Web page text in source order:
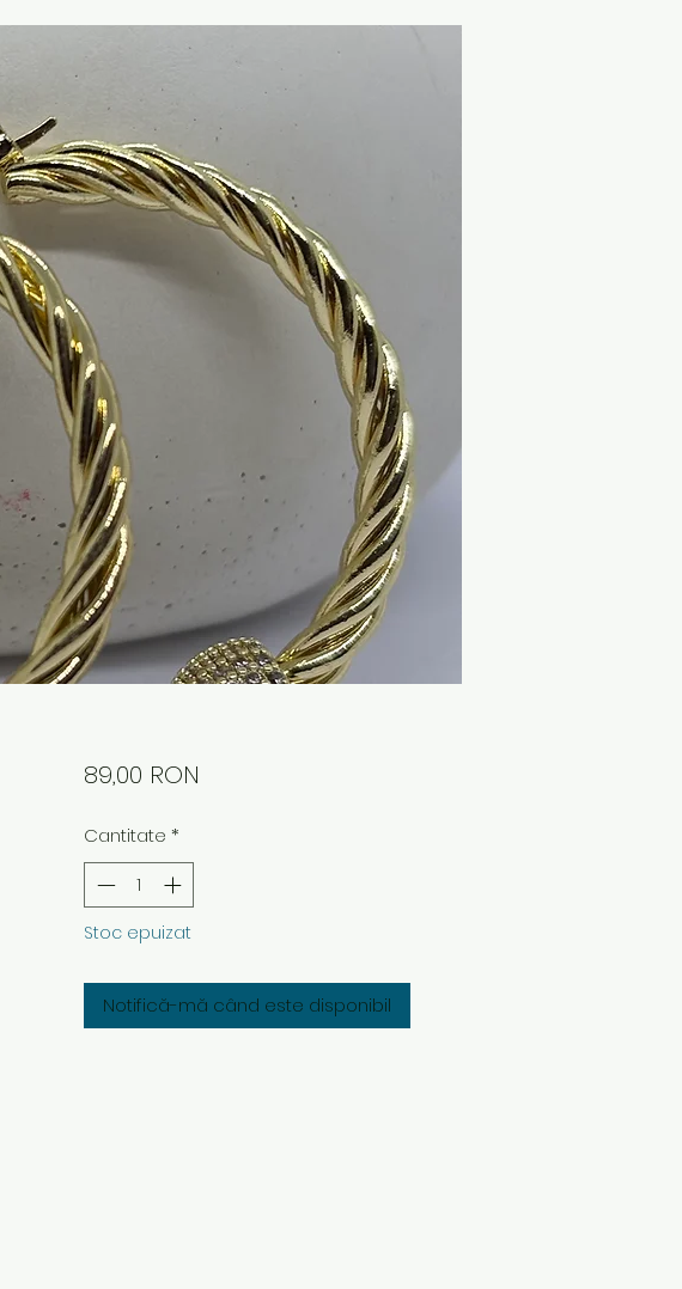
89,00 RON
Cantitate *
Stoc epuizat
Notifică-mă când este disponibil